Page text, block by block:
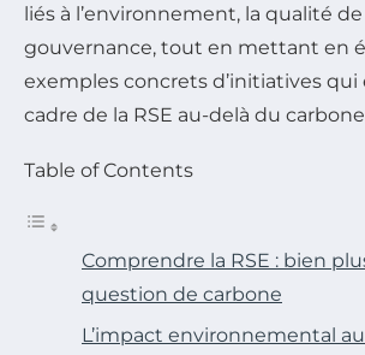
liés à l’environnement, la qualité
gouvernance, tout en mettant en
exemples concrets d’initiatives qui
cadre de la RSE au-delà du
Table of Contents
Comprendre la RSE : bien
question de carbone
L’impact environnemental